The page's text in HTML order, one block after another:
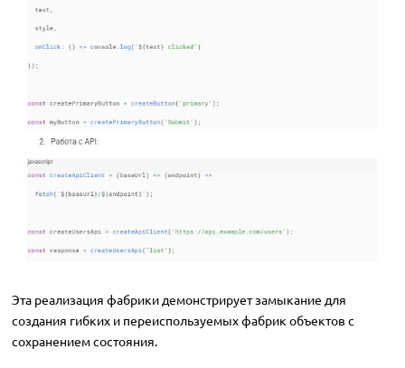
Эта реализация фабрики демонстрирует замыкание для
создания гибких и переиспользуемых фабрик объектов с
сохранением состояния.